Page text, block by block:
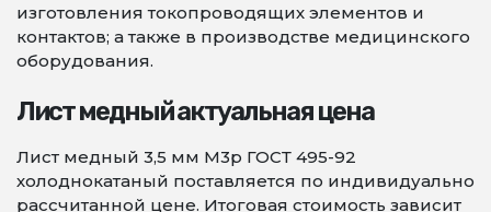
изготовления токопроводящих элементов и
контактов; а также в производстве медицинского
оборудования.
Лист медный актуальная цена
Лист медный 3,5 мм М3р ГОСТ 495-92
холоднокатаный поставляется по индивидуально
рассчитанной цене. Итоговая стоимость зависит